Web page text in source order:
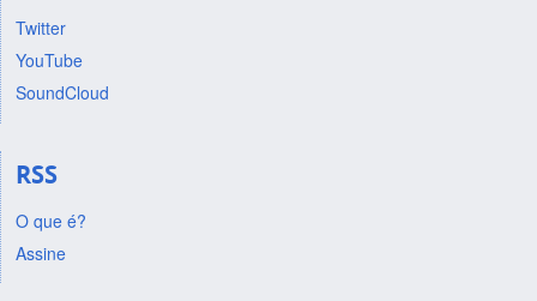
Twitter
YouTube
SoundCloud
RSS
O que é?
Assine